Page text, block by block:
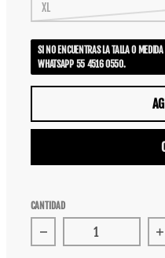
XL
SI NO ENCUENTRAS LA TALLA O
WHATSAPP 55 4516 0550.
CANTIDAD
Reducir cantidad para